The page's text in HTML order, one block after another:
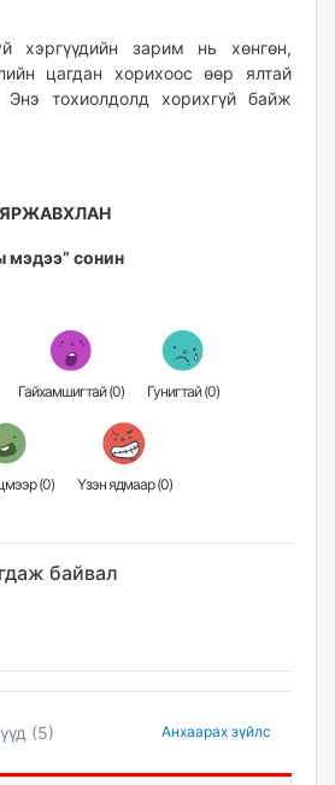
хэргүүдийн зарим нь хөнгөн,
цагдан хорихоос өөр ялтай
тохиолдолд хорихгүй байж
мэдээ” сонин
Гайхамшигтай (0) Гунигтай (0)
Жихүүцмээр (0) Үзэн ядмаар (0)
байвал
(5) Анхаарах зүйлс